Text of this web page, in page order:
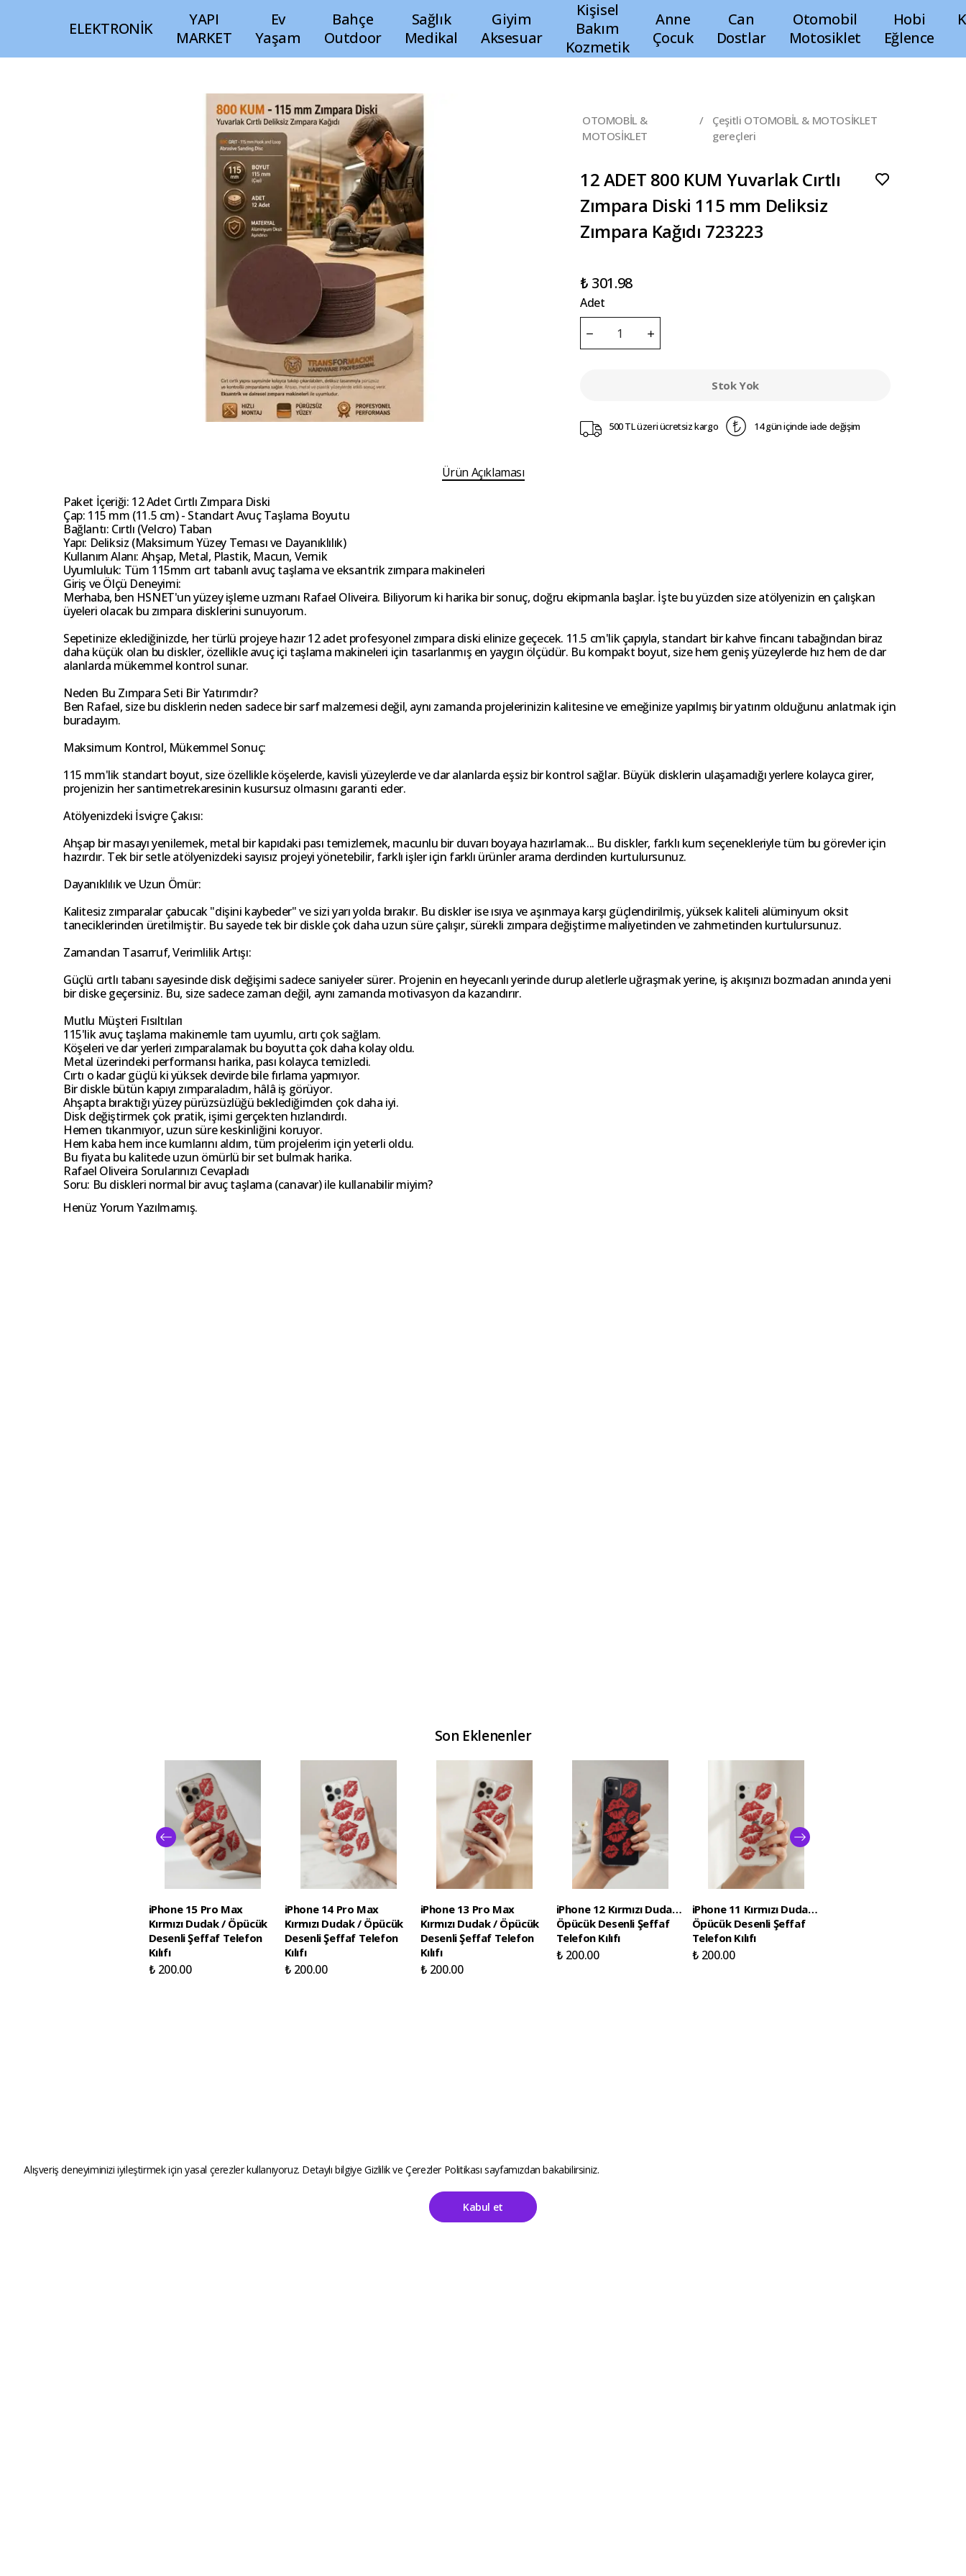
ELEKTRONİK
YAPI
MARKET
Ev
Yaşam
Bahçe
Outdoor
Sağlık
Medikal
Giyim
Aksesuar
Kişisel
Bakım
Kozmetik
Anne
Çocuk
Can
Dostlar
Otomobil
Motosiklet
Hobi
Eğlence
Alışveriş deneyiminizi iyileştirmek için yasal çerezler kullanıyoruz. Detaylı bilgiyeGizlilik ve Çerezler Politikasısayfamızdan bakabilirsiniz.
Kabul et
OTOMOBİL &
MOTOSİKLET
/
Çeşitli OTOMOBİL & MOTOSİKLET
gereçleri
12 ADET 800 KUM Yuvarlak Cırtlı
Zımpara Diski 115 mm Deliksiz
Zımpara Kağıdı 723223
₺ 301.98
Adet
Stok Yok
500 TL üzeri ücretsiz kargo 14 gün içinde iade değişim
Ürün Açıklaması
Paket İçeriği: 12 Adet Cırtlı Zımpara Diski
Çap: 115 mm (11.5 cm) - Standart Avuç Taşlama Boyutu
Bağlantı: Cırtlı (Velcro) Taban
Yapı: Deliksiz (Maksimum Yüzey Teması ve Dayanıklılık)
Kullanım Alanı: Ahşap, Metal, Plastik, Macun, Vernik
Uyumluluk: Tüm 115mm cırt tabanlı avuç taşlama ve eksantrik zımpara makineleri
Giriş ve Ölçü Deneyimi:
Merhaba, ben HSNET'un yüzey işleme uzmanı Rafael Oliveira. Biliyorum ki harika bir sonuç, doğru ekipmanla başlar. İşte bu yüzden size atölyenizin en çalışkan
üyeleri olacak bu zımpara disklerini sunuyorum.
Sepetinize eklediğinizde, her türlü projeye hazır 12 adet profesyonel zımpara diski elinize geçecek. 11.5 cm'lik çapıyla, standart bir kahve fincanı tabağından biraz
daha küçük olan bu diskler, özellikle avuç içi taşlama makineleri için tasarlanmış en yaygın ölçüdür. Bu kompakt boyut, size hem geniş yüzeylerde hız hem de dar
alanlarda mükemmel kontrol sunar.
Neden Bu Zımpara Seti Bir Yatırımdır?
Ben Rafael, size bu disklerin neden sadece bir sarf malzemesi değil, aynı zamanda projelerinizin kalitesine ve emeğinize yapılmış bir yatırım olduğunu anlatmak için
buradayım.
Maksimum Kontrol, Mükemmel Sonuç:
115 mm'lik standart boyut, size özellikle köşelerde, kavisli yüzeylerde ve dar alanlarda eşsiz bir kontrol sağlar. Büyük disklerin ulaşamadığı yerlere kolayca girer,
projenizin her santimetrekaresinin kusursuz olmasını garanti eder.
Atölyenizdeki İsviçre Çakısı:
Ahşap bir masayı yenilemek, metal bir kapıdaki pası temizlemek, macunlu bir duvarı boyaya hazırlamak... Bu diskler, farklı kum seçenekleriyle tüm bu görevler için
hazırdır. Tek bir setle atölyenizdeki sayısız projeyi yönetebilir, farklı işler için farklı ürünler arama derdinden kurtulursunuz.
Dayanıklılık ve Uzun Ömür:
Kalitesiz zımparalar çabucak "dişini kaybeder" ve sizi yarı yolda bırakır. Bu diskler ise ısıya ve aşınmaya karşı güçlendirilmiş, yüksek kaliteli alüminyum oksit
taneciklerinden üretilmiştir. Bu sayede tek bir diskle çok daha uzun süre çalışır, sürekli zımpara değiştirme maliyetinden ve zahmetinden kurtulursunuz.
Zamandan Tasarruf, Verimlilik Artışı:
Güçlü cırtlı tabanı sayesinde disk değişimi sadece saniyeler sürer. Projenin en heyecanlı yerinde durup aletlerle uğraşmak yerine, iş akışınızı bozmadan anında yeni
bir diske geçersiniz. Bu, size sadece zaman değil, aynı zamanda motivasyon da kazandırır.
Mutlu Müşteri Fısıltıları
115'lik avuç taşlama makinemle tam uyumlu, cırtı çok sağlam.
Köşeleri ve dar yerleri zımparalamak bu boyutta çok daha kolay oldu.
Metal üzerindeki performansı harika, pası kolayca temizledi.
Cırtı o kadar güçlü ki yüksek devirde bile fırlama yapmıyor.
Bir diskle bütün kapıyı zımparaladım, hâlâ iş görüyor.
Ahşapta bıraktığı yüzey pürüzsüzlüğü beklediğimden çok daha iyi.
Disk değiştirmek çok pratik, işimi gerçekten hızlandırdı.
Hemen tıkanmıyor, uzun süre keskinliğini koruyor.
Hem kaba hem ince kumlarını aldım, tüm projelerim için yeterli oldu.
Bu fiyata bu kalitede uzun ömürlü bir set bulmak harika.
Rafael Oliveira Sorularınızı Cevapladı
Soru: Bu diskleri normal bir avuç taşlama (canavar) ile kullanabilir miyim?
Henüz Yorum Yazılmamış.
Son Eklenenler
iPhone 15 Pro Max
Kırmızı Dudak / Öpücük
Desenli Şeffaf Telefon
Kılıfı
₺ 200.00
iPhone 14 Pro Max
Kırmızı Dudak / Öpücük
Desenli Şeffaf Telefon
Kılıfı
₺ 200.00
iPhone 13 Pro Max
Kırmızı Dudak / Öpücük
Desenli Şeffaf Telefon
Kılıfı
₺ 200.00
iPhone 12 Kırmızı Dudak /
Öpücük Desenli Şeffaf
Telefon Kılıfı
₺ 200.00
iPhone 11 Kırmızı Dudak /
Öpücük Desenli Şeffaf
Telefon Kılıfı
₺ 200.00